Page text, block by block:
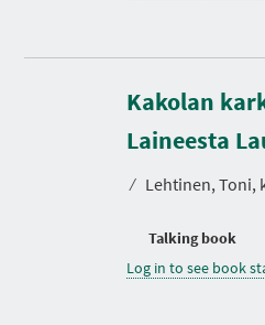
Kakolan
Laineesta
⁄ Lehtinen, Toni,
Talking book
Log in to see book